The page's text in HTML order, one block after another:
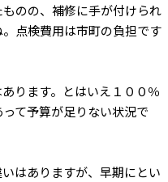
のの、補修に手が付けられ
点検費用は市町の負担です
ります。とはいえ１００％
て予算が足りない状況で
はありますが、早期にとい